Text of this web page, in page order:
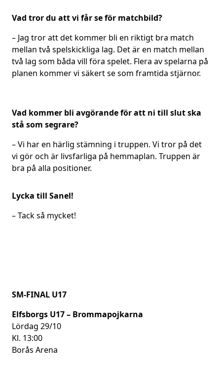
Vad tror du att vi får se för matchbild?
– Jag tror att det kommer bli en riktigt bra match
mellan två spelskickliga lag. Det är en match mellan
två lag som båda vill föra spelet. Flera av spelarna på
planen kommer vi säkert se som framtida stjärnor.
Vad kommer bli avgörande för att ni till slut ska
stå som segrare?
– Vi har en härlig stämning i truppen. Vi tror på det
vi gör och är livsfarliga på hemmaplan. Truppen är
bra på alla positioner.
Lycka till Sanel!
– Tack så mycket!
SM-FINAL U17
Elfsborgs U17 – Brommapojkarna
Lördag 29/10
Kl. 13:00
Borås Arena